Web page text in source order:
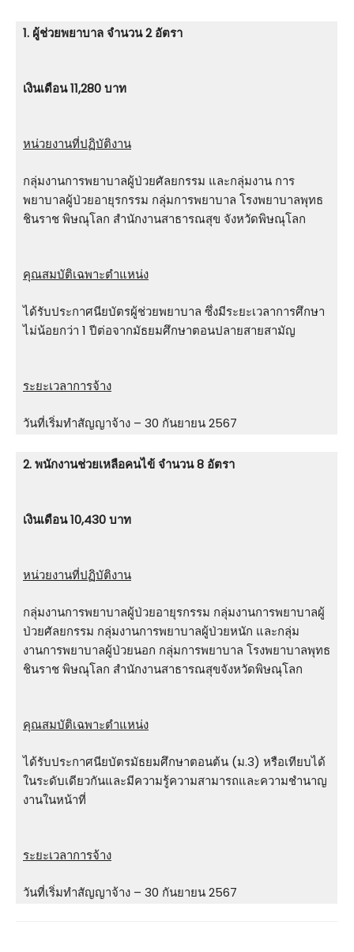
1. ผู้ช่วยพยาบาล จำนวน 2 อัตรา
เงินเดือน 11,280 บาท
หน่วยงานที่ปฏิบัติงาน
กลุ่มงานการพยาบาลผู้ป่วยศัลยกรรม และกลุ่มงาน การ
พยาบาลผู้ป่วยอายุรกรรม กลุ่มการพยาบาล โรงพยาบาลพุทธ
ชินราช พิษณุโลก สํานักงานสาธารณสุข จังหวัดพิษณุโลก
คุณสมบัติเฉพาะตำแหน่ง
ได้รับประกาศนียบัตรผู้ช่วยพยาบาล ซึ่งมีระยะเวลาการศึกษา
ไม่น้อยกว่า 1 ปีต่อจากมัธยมศึกษาตอนปลายสายสามัญ
ระยะเวลาการจ้าง
วันที่เริ่มทำสัญญาจ้าง – 30 กันยายน 2567
2. พนักงานช่วยเหลือคนไข้ จำนวน 8 อัตรา
เงินเดือน 10,430 บาท
หน่วยงานที่ปฏิบัติงาน
กลุ่มงานการพยาบาลผู้ป่วยอายุรกรรม กลุ่มงานการพยาบาลผู้
ป่วยศัลยกรรม กลุ่มงานการพยาบาลผู้ป่วยหนัก และกลุ่ม
งานการพยาบาลผู้ป่วยนอก กลุ่มการพยาบาล โรงพยาบาลพุทธ
ชินราช พิษณุโลก สํานักงานสาธารณสุขจังหวัดพิษณุโลก
คุณสมบัติเฉพาะตำแหน่ง
ได้รับประกาศนียบัตรมัธยมศึกษาตอนต้น (ม.3) หรือเทียบได้
ในระดับเดียวกันและมีความรู้ความสามารถและความชํานาญ
งานในหน้าที่
ระยะเวลาการจ้าง
วันที่เริ่มทำสัญญาจ้าง – 30 กันยายน 2567